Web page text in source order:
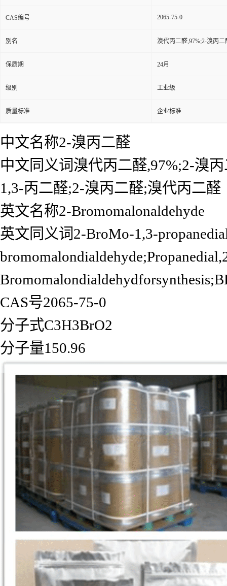
CAS编号 2065-75-0
别名 溴代丙二醛,97%;2-溴丙
保质期 24月
级别 工业级
质量标准 企业标准
中文名称2-溴丙二醛
中文同义词溴代丙二醛,97%;2-溴
1,3-丙二醛;2-溴丙二醛;溴代丙二醛
英文名称2-Bromomalonaldehyde
英文同义词2-BroMo-1,3-
CAS号2065-75-0
分子式C3H3BrO2
分子量150.96